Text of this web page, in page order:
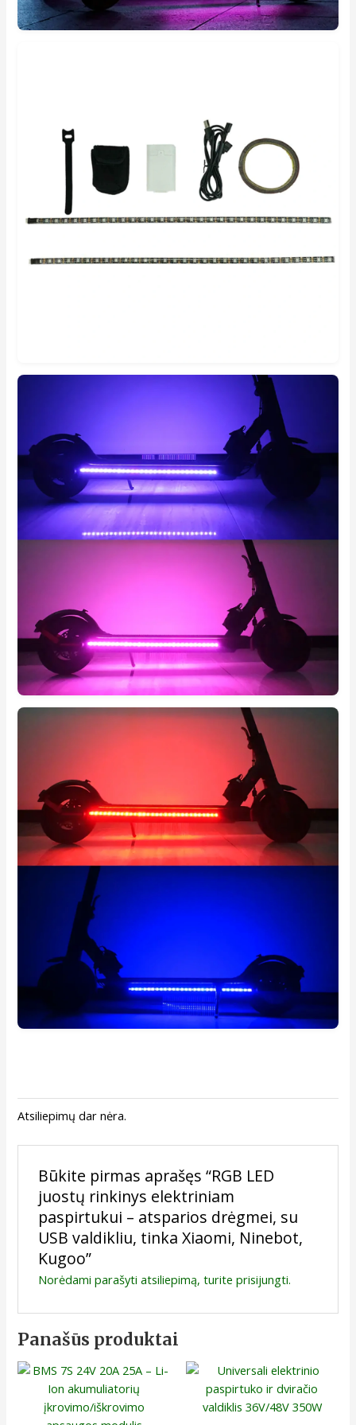
Atsiliepimų dar nėra.
Būkite pirmas aprašęs “RGB LED
juostų rinkinys elektriniam
paspirtukui – atsparios drėgmei, su
USB valdikliu, tinka Xiaomi, Ninebot,
Kugoo”
Norėdami parašyti atsiliepimą, turite prisijungti.
Panašūs produktai